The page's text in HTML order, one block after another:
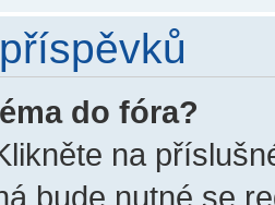
do fóra?
na
bude nutné se